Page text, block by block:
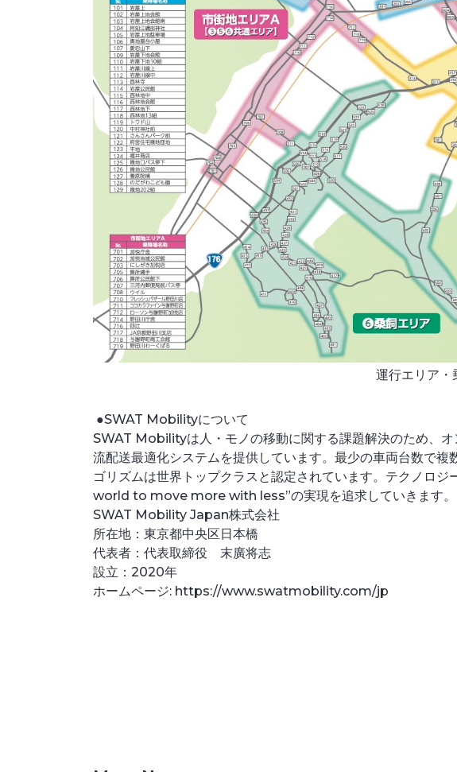
運行エリア・
●SWAT Mobilityについて
SWAT Mobilityは人・モノの移動に関する課題解決のため、
流配送最適化システムを提供しています。最少の車両台数で
ゴリズムは世界トップクラスと認定されています。テクノロ
world to move more with less”の実現を追求していきます。
SWAT Mobility Japan株式会社
所在地：東京都中央区日本橋
代表者：代表取締役 末廣将志
設立：2020年
ホームページ: https://www.swatmobility.com/jp